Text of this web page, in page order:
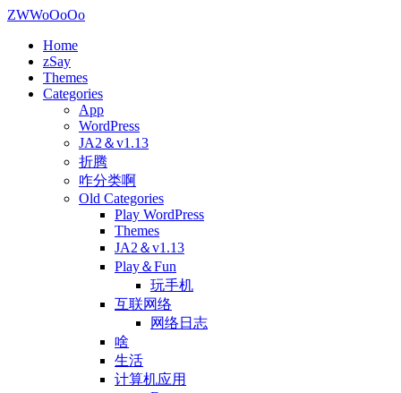
ZWWoOoOo
Home
zSay
Themes
Categories
App
WordPress
JA2＆v1.13
折腾
咋分类啊
Old Categories
Play WordPress
Themes
JA2＆v1.13
Play＆Fun
玩手机
互联网络
网络日志
啥
生活
计算机应用